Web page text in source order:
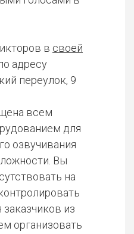
в своей
адресу
переулок, 9
всем
для
озвучивания
Вы
на
из
организовать